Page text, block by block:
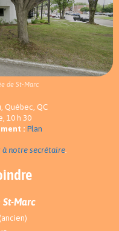
de St-Marc
Québec, QC
10 h 30
: Plan
à notre secrétaire
Marc